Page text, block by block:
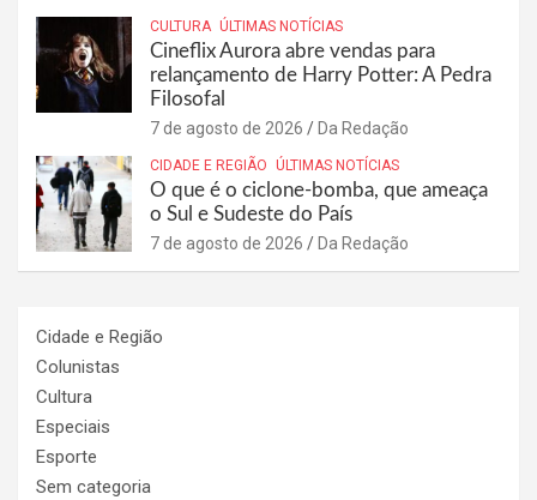
CULTURA ÚLTIMAS NOTÍCIAS
Cineflix Aurora abre vendas para
relançamento de Harry Potter: A Pedra
Filosofal
7 de agosto de 2026 Da Redação
CIDADE E REGIÃO ÚLTIMAS NOTÍCIAS
O que é o ciclone-bomba, que ameaça
o Sul e Sudeste do País
7 de agosto de 2026 Da Redação
Cidade e Região
Colunistas
Cultura
Especiais
Esporte
Sem categoria